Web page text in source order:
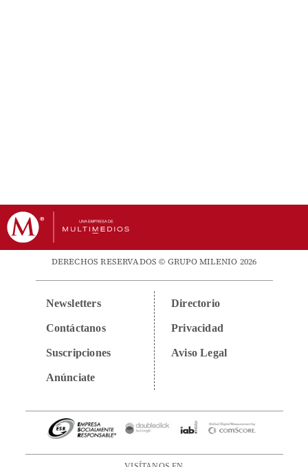
DERECHOS RESERVADOS © GRUPO MILENIO 2026
Newsletters
Contáctanos
Suscripciones
Anúnciate
Directorio
Privacidad
Aviso Legal